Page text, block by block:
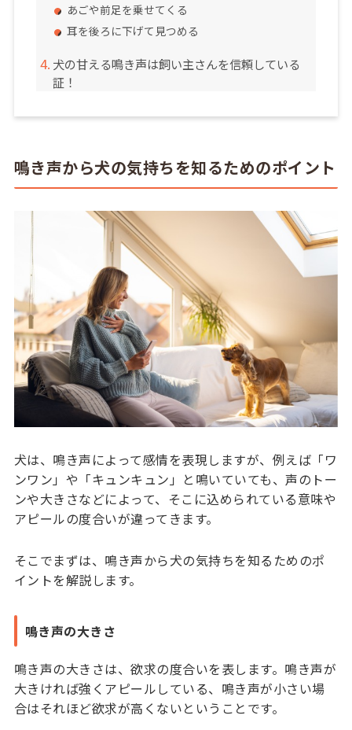
あごや前足を乗せてくる
耳を後ろに下げて見つめる
犬の甘える鳴き声は飼い主さんを信頼している
証！
鳴き声から犬の気持ちを知るためのポイント
犬は、鳴き声によって感情を表現しますが、例えば「ワ
ンワン」や「キュンキュン」と鳴いていても、声のトー
ンや大きさなどによって、そこに込められている意味や
アピールの度合いが違ってきます。
そこでまずは、鳴き声から犬の気持ちを知るためのポ
イントを解説します。
鳴き声の大きさ
鳴き声の大きさは、欲求の度合いを表します。鳴き声が
大きければ強くアピールしている、鳴き声が小さい場
合はそれほど欲求が高くないということです。